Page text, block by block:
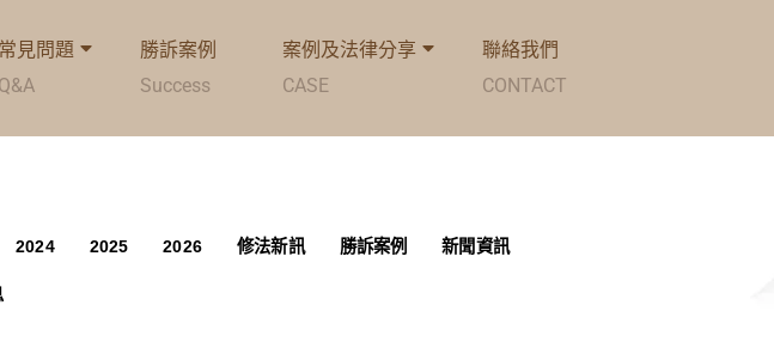
常見問題
Q&A
勝訴案例
Success
案例及法律分享
CASE
聯絡我們
CONTACT
2024 2025 2026 修法新訊 勝訴案例 新聞資訊